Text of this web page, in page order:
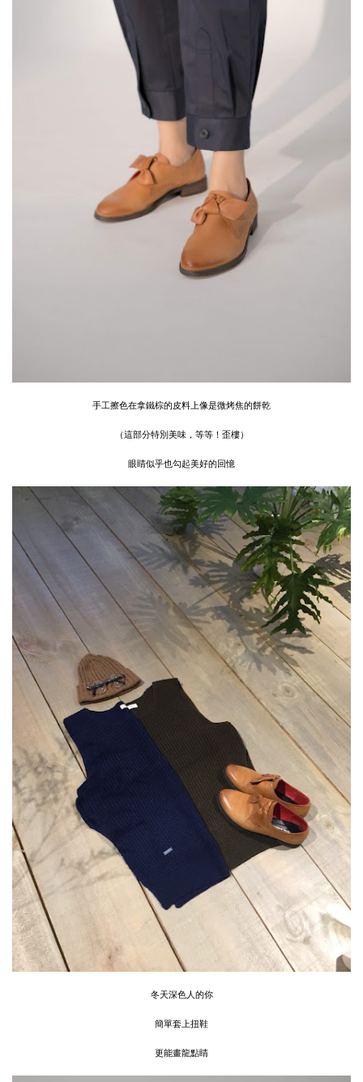
手工擦色在拿鐵棕的皮料上像是微烤焦的餅乾
（這部分特別美味，等等！歪樓）
眼睛似乎也勾起美好的回憶
冬天深色人的你
簡單套上扭鞋
更能畫龍點睛